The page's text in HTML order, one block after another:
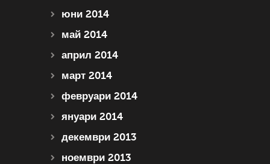
юни 2014
май 2014
април 2014
март 2014
февруари 2014
януари 2014
декември 2013
ноември 2013